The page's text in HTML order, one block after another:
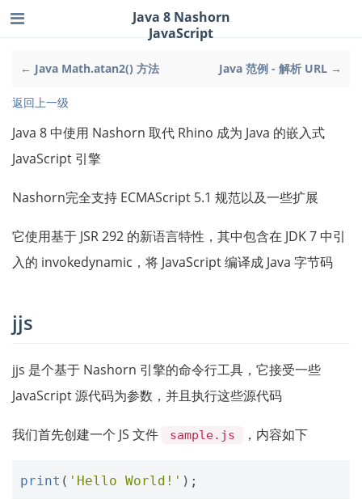
← Java Math.atan2() 方法 Java 范例 - 解析 URL →
Java 8 Nashorn
JavaScript
返回上一级
Java 8 中使用 Nashorn 取代 Rhino 成为 Java 的嵌入式
JavaScript 引擎
Nashorn完全支持 ECMAScript 5.1 规范以及一些扩展
它使用基于 JSR 292 的新语言特性，其中包含在 JDK 7 中引
入的 invokedynamic，将 JavaScript 编译成 Java 字节码
jjs
jjs 是个基于 Nashorn 引擎的命令行工具，它接受一些
JavaScript 源代码为参数，并且执行这些源代码
我们首先创建一个 JS 文件 sample.js ，内容如下
print ( 'Hello World!' );